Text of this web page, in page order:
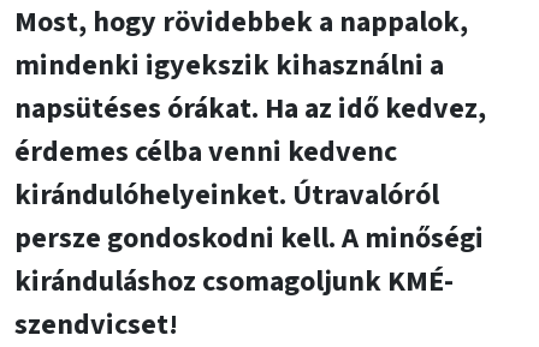
Most, hogy rövidebbek a nappalok,
mindenki igyekszik kihasználni a
napsütéses órákat. Ha az idő kedvez,
érdemes célba venni kedvenc
kirándulóhelyeinket. Útravalóról
persze gondoskodni kell. A minőségi
kiránduláshoz csomagoljunk KMÉ-
szendvicset!